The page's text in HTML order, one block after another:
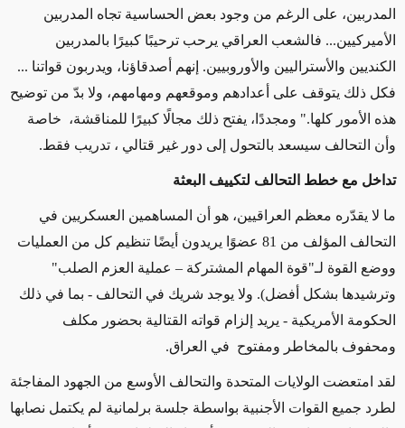
المدربين، على الرغم من وجود بعض الحساسية تجاه المدربين
الأميركيين... فالشعب العراقي يرحب ترحيبًا كبيرًا بالمدربين
الكنديين والأستراليين والأوروبيين. إنهم أصدقاؤنا، ويدربون قواتنا ...
فكل ذلك يتوقف على أعدادهم وموقعهم ومهامهم، ولا بدّ من توضيح
هذه الأمور كلها." ومجددًا، يفتح ذلك مجالًا كبيرًا للمناقشة، خاصة
وأن التحالف سيسعد بالتحول إلى دور غير قتالي ، تدريب فقط.
تداخل مع خطط التحالف لتكييف البعثة
ما لا يقدّره معظم العراقيين، هو أن المساهمين العسكريين في
التحالف المؤلف من 81 عضوًا يريدون أيضًا تنظيم كل من العمليات
ووضع القوة لـ"قوة المهام المشتركة – عملية العزم الصلب"
وترشيدها بشكل أفضل). ولا يوجد شريك في التحالف - بما في ذلك
الحكومة الأمريكية - يريد إلزام قواته القتالية بحضور مكلف
ومحفوف بالمخاطر ومفتوح في العراق.
لقد امتعضت الولايات المتحدة والتحالف الأوسع من الجهود المفاجئة
لطرد جميع القوات الأجنبية بواسطة جلسة برلمانية لم يكتمل نصابها